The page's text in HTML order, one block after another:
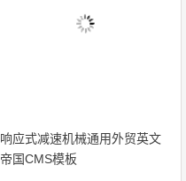
响应式减速机械通用外贸英文
帝国CMS模板